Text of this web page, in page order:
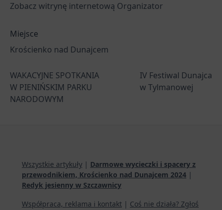
Zobacz witrynę internetową Organizator
Miejsce
Krościenko nad Dunajcem
WAKACYJNE SPOTKANIA
W PIENIŃSKIM PARKU
NARODOWYM
IV Festiwal Dunajca
w Tylmanowej
Wszystkie artykuły | Darmowe wycieczki i spacery z
przewodnikiem, Krościenko nad Dunajcem 2024 |
Redyk jesienny w Szczawnicy
Współpraca, reklama i kontakt | Coś nie działa? Zgłoś